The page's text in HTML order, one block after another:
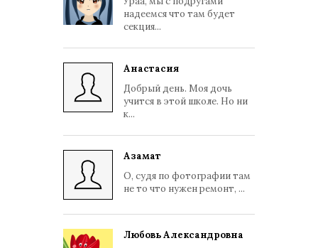
надеемся что там будет
секция...
Анастасия
Добрый день. Моя дочь
учится в этой школе. Но ни
к...
Азамат
О, судя по фотографии там
не то что нужен ремонт, ...
Любовь Александровна